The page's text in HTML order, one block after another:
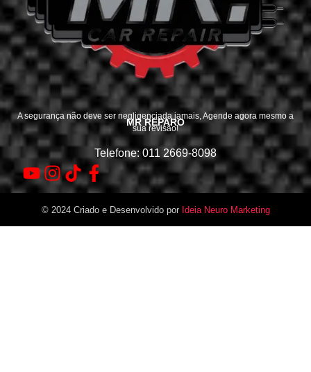
MR REPARO
A segurança não deve ser negligenciada jamais, Agende agora mesmo a
sua revisão!
Telefone: 011 2669-8098
© 2024 Criado e Desenvolvido por Ideia Neuro Marketing